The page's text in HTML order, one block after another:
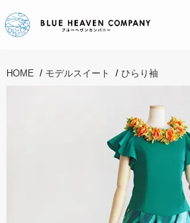
HOME / モデルスイート / ひらり袖